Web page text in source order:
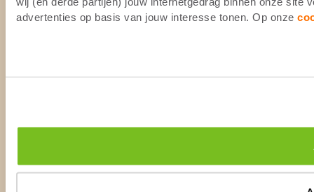
advertenties op basis van jouw interesse tonen. Op onze